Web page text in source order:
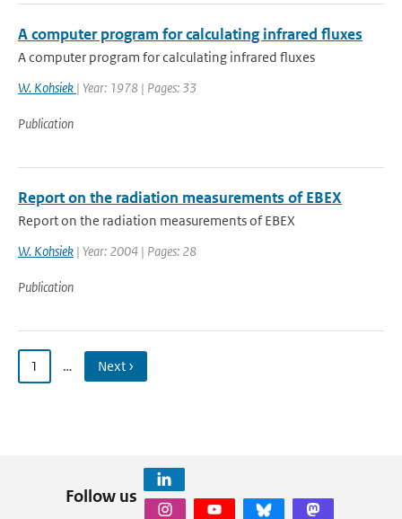
A computer program for calculating infrared fluxes
A computer program for calculating infrared fluxes
W. Kohsiek | Year: 1978 | Pages: 33
Publication
Report on the radiation measurements of EBEX
Report on the radiation measurements of EBEX
W. Kohsiek | Year: 2004 | Pages: 28
Publication
1 … Next ›
Follow us